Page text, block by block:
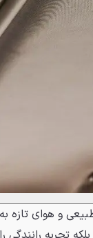
و هوای تازه